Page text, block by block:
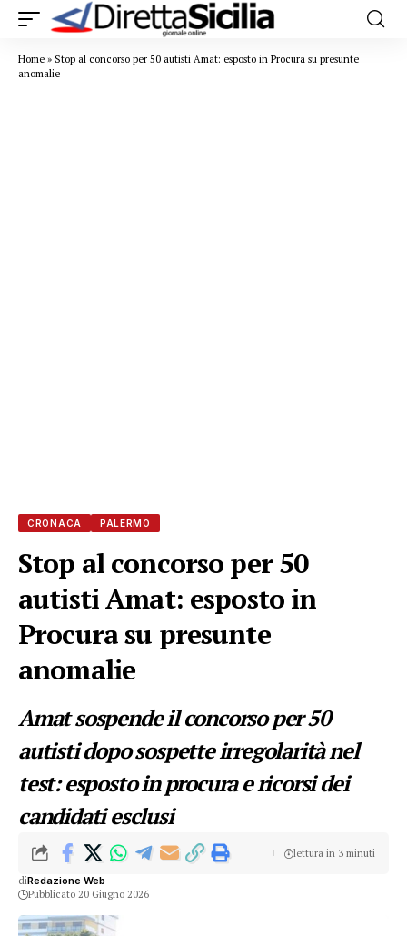
Home » Stop al concorso per 50 autisti Amat: esposto in Procura su presunte
anomalie
CRONACA PALERMO
Stop al concorso per 50
autisti Amat: esposto in
Procura su presunte
anomalie
Amat sospende il concorso per 50
autisti dopo sospette irregolarità nel
test: esposto in procura e ricorsi dei
candidati esclusi
diRedazione Web
Pubblicato 20 Giugno 2026
lettura in 3 minuti